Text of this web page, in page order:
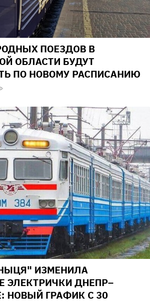
ПОЕЗДОВ В
ОБЛАСТИ БУДУТ
ПО НОВОМУ РАСПИСАНИЮ
ИЗМЕНИЛА
ЭЛЕКТРИЧКИ ДНЕПР–
НОВЫЙ ГРАФИК С 30